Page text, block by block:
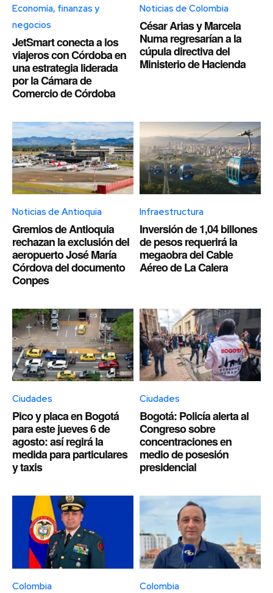
Economía, finanzas y
negocios
JetSmart conecta a los
viajeros con Córdoba en
una estrategia liderada
por la Cámara de
Comercio de Córdoba
Noticias de Colombia
César Arias y Marcela
Numa regresarían a la
cúpula directiva del
Ministerio de Hacienda
Noticias de Antioquia
Gremios de Antioquia
rechazan la exclusión del
aeropuerto José María
Córdova del documento
Conpes
Infraestructura
Inversión de 1,04 billones
de pesos requerirá la
megaobra del Cable
Aéreo de La Calera
Ciudades
Pico y placa en Bogotá
para este jueves 6 de
agosto: así regirá la
medida para particulares
y taxis
Ciudades
Bogotá: Policía alerta al
Congreso sobre
concentraciones en
medio de posesión
presidencial
Colombia Colombia